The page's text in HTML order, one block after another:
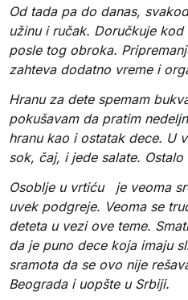
Od tada pa do danas,
užinu i ručak. Doručkuje
posle tog obroka.
zahteva dodatno vreme i
Hranu za dete spemam
pokušavam da pratim
hranu kao i ostatak dece. U
sok, čaj, i jede salate.
Osoblje u vrtiću je veoma
uvek podgreje. Veoma se
deteta u vezi ove teme.
da je puno dece koja imaju
sramota da se ovo nije
Beograda i uopšte u Srbiji.